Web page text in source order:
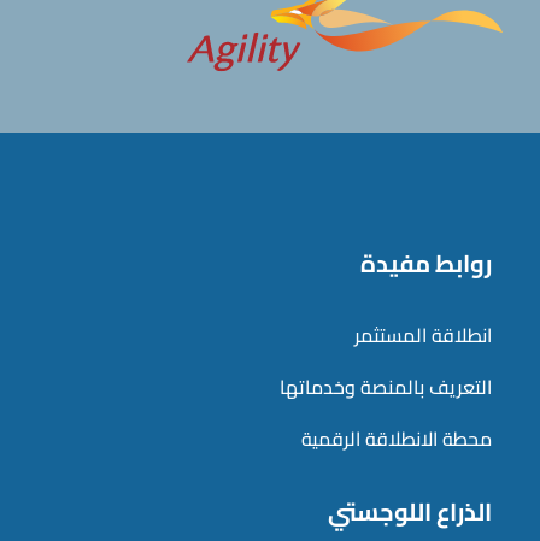
روابط مفيدة
انطلاقة المستثمر
التعريف بالمنصة وخدماتها
محطة الانطلاقة الرقمية
الذراع اللوجستي